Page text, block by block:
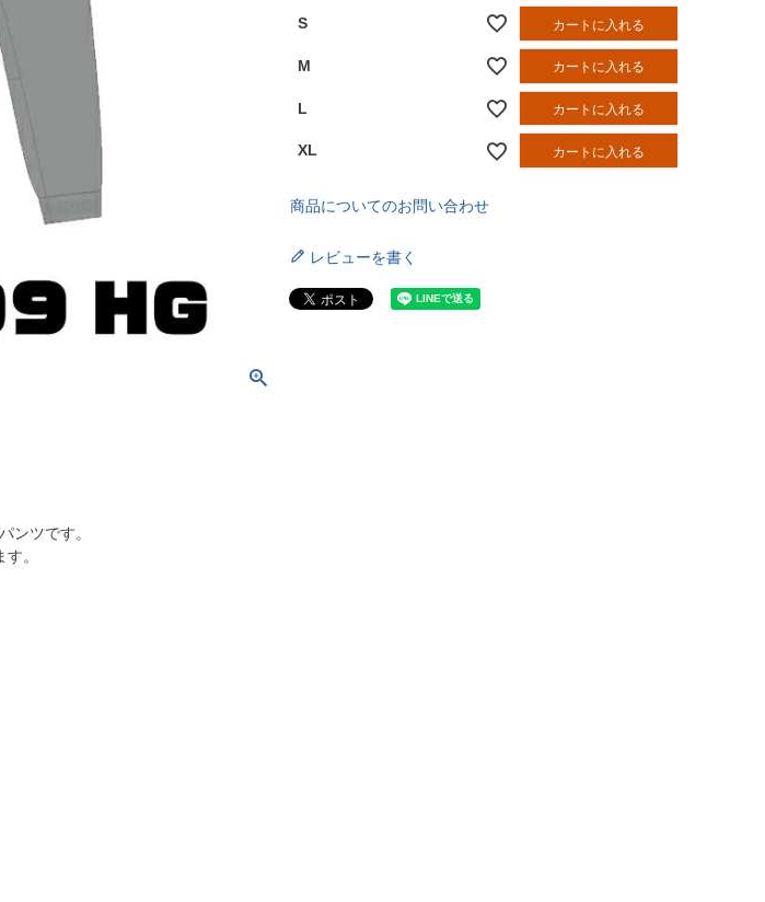
ンツです。
。
S カートに入れる
M カートに入れる
L カートに入れる
XL カートに入れる
商品についてのお問い合わせ
レビューを書く